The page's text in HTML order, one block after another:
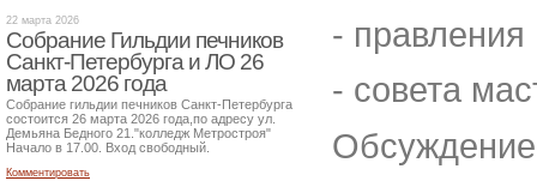
- правления
- совета
22 марта 2026
Собрание Гильдии печников
Санкт-Петербурга и ЛО 26
марта 2026 года
Собрание гильдии печников Санкт-Петербурга
состоится 26 марта 2026 года,по адресу ул.
Демьяна Бедного 21."колледж Метростроя"
Начало в 17.00. Вход свободный.
Комментировать